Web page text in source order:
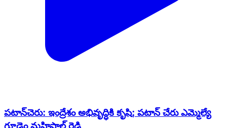
పటాన్​​చెరు: ఇంద్రేశం అభివృద్ధికి కృషి; పటాన్ చేరు ఎమ్మెల్యే